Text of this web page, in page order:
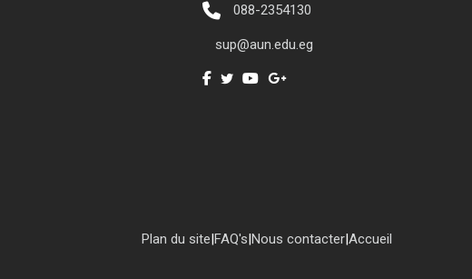
088-2354130
sup@aun.edu.eg
Accueil
|
Nous contacter
|
FAQ's
|
Plan du site